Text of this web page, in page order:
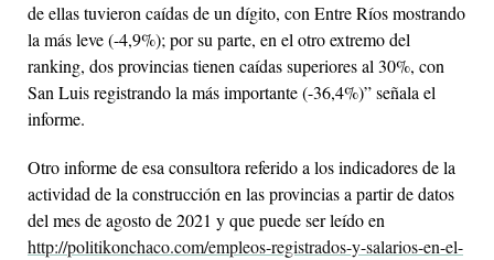
de ellas tuvieron caídas de un dígito, con Entre Ríos mostrando
la más leve (-4,9%); por su parte, en el otro extremo del
ranking, dos provincias tienen caídas superiores al 30%, con
San Luis registrando la más importante (-36,4%)” señala el
informe.
Otro informe de esa consultora referido a los indicadores de la
actividad de la construcción en las provincias a partir de datos
del mes de agosto de 2021 y que puede ser leído en
http://politikonchaco.com/empleos-registrados-y-salarios-en-el-